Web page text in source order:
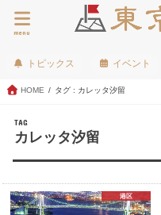
menu
トピックス イベント
HOME タグ : カレッタ汐留
TAG
カレッタ汐留
港区